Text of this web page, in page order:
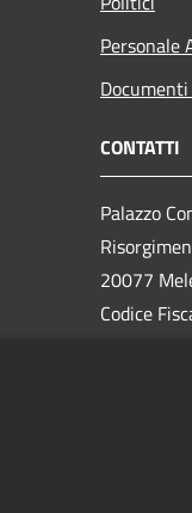
Personale
CONTATTI
Palazzo
20077
Codice